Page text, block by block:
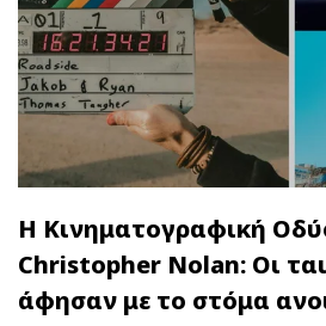
Η Κινηματογραφική
Christopher Nolan: Οι
άφησαν με το στόμα